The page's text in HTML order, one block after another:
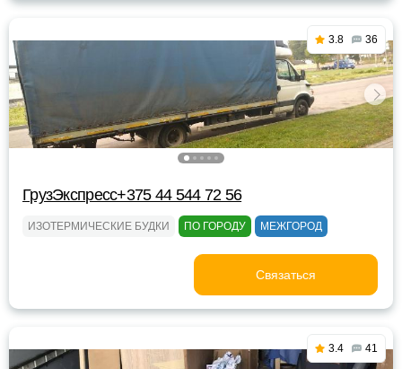
3.8 36
ГрузЭкспресс+375 44 544 72 56
ИЗОТЕРМИЧЕСКИЕ БУДКИ ПО ГОРОДУ МЕЖГОРОД
Связаться
3.4 41